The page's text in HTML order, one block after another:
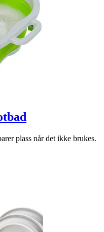
plass når det ikke brukes.